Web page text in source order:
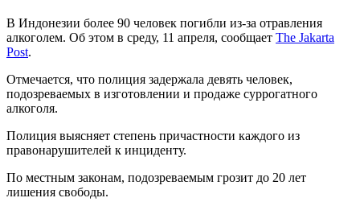
В Индонезии более 90 человек погибли из-за отравления
алкоголем. Об этом в среду, 11 апреля, сообщает The Jakarta
Post.
Отмечается, что полиция задержала девять человек,
подозреваемых в изготовлении и продаже суррогатного
алкоголя.
Полиция выясняет степень причастности каждого из
правонарушителей к инциденту.
По местным законам, подозреваемым грозит до 20 лет
лишения свободы.